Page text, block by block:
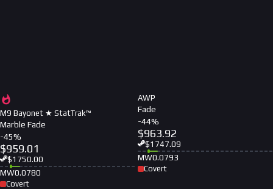
M9 Bayonet ★ StatTrak™
Marble Fade
-45%
$959.01
$1750.00
MW0.0780
Covert
AWP
Fade
-44%
$963.92
$1747.09
MW0.0793
Covert